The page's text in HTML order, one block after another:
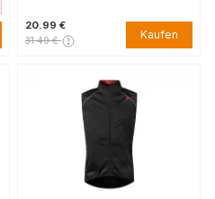
20.99 €
31.49 € Kaufen